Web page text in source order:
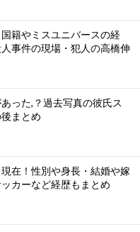
籍やミスユニバースの経
事件の現場・犯人の高橋伸
った,？過去写真の彼氏ス
まとめ
在！性別や身長・結婚や嫁
カーなど経歴もまとめ